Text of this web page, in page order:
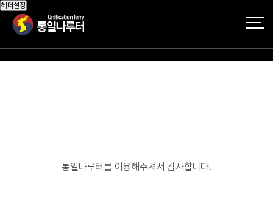
헤더설정
통일나루터를 이용해주셔서 감사합니다.